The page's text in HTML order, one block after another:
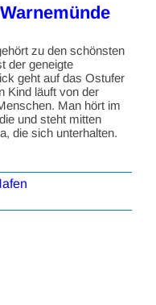
zu den schönsten
der geneigte
geht auf das Ostufer
Kind läuft von der
Man hört im
und steht mitten
die sich unterhalten.